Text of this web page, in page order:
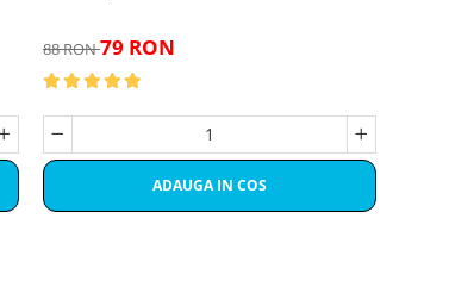
88 RON79 RON
ADAUGA IN COS